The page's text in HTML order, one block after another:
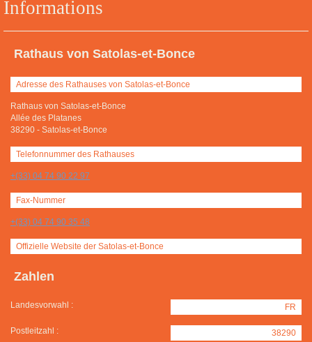
Informations
Rathaus von Satolas-et-Bonce
Adresse des Rathauses von Satolas-et-Bonce
Rathaus von Satolas-et-Bonce
Allée des Platanes
38290 - Satolas-et-Bonce
Telefonnummer des Rathauses
+(33) 04 74 90 22 97
Fax-Nummer
+(33) 04 74 90 35 48
Offizielle Website der Satolas-et-Bonce
Zahlen
Landesvorwahl : FR
Postleitzahl : 38290